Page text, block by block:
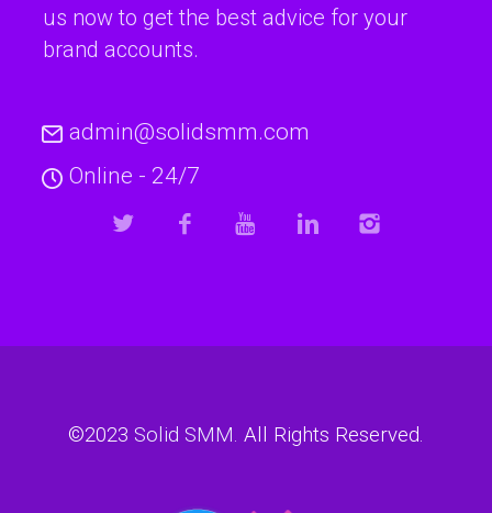
us now to get the best advice for your
brand accounts.
admin@solidsmm.com
Online - 24/7
©2023 Solid SMM. All Rights Reserved.